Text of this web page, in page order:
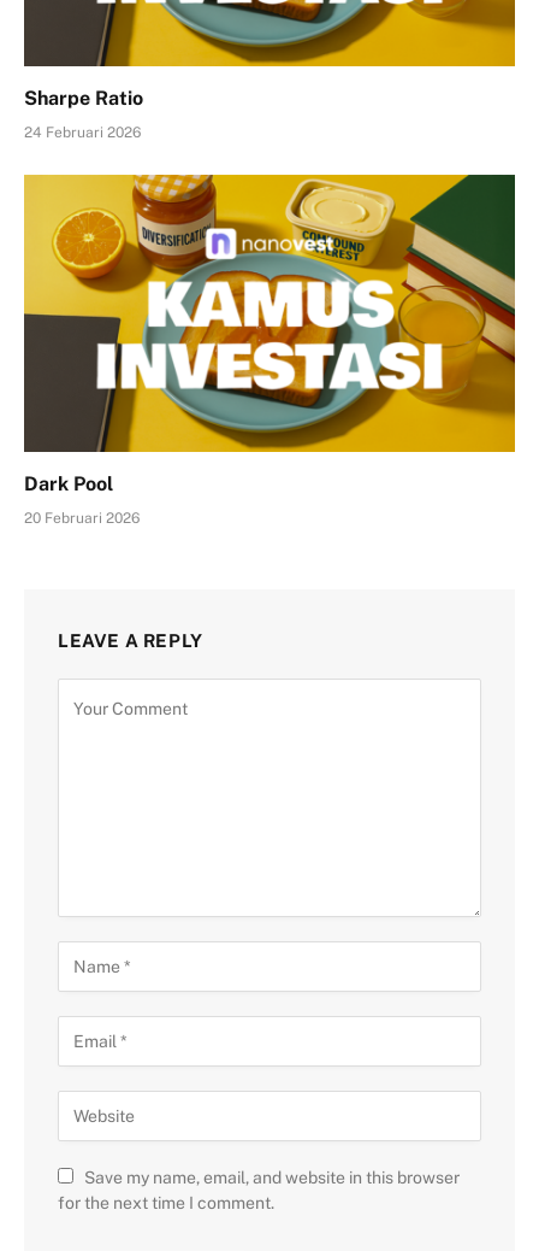
Sharpe Ratio
24 Februari 2026
Dark Pool
20 Februari 2026
LEAVE A REPLY
Save my name, email, and website in this browser
for the next time I comment.